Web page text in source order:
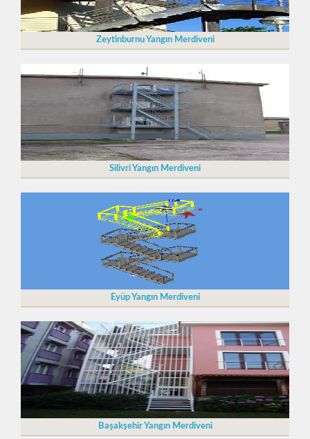
Zeytinburnu Yangın Merdiveni
Silivri Yangın Merdiveni
Eyüp Yangın Merdiveni
Başakşehir Yangın Merdiveni